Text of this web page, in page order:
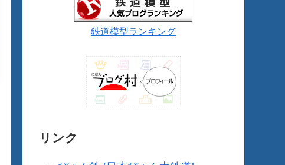
鉄道模型ランキング
リンク